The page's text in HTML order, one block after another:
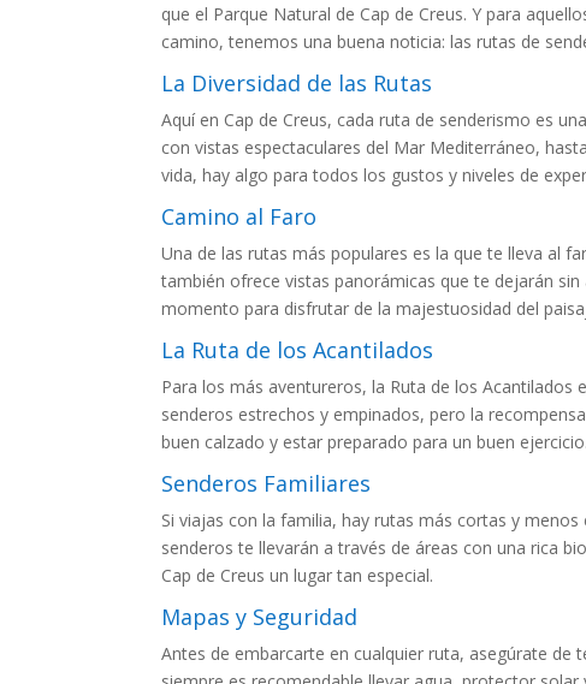
que el Parque Natural de Cap de Creus. Y para
camino, tenemos una buena noticia: las rutas de
La Diversidad de las Rutas
Aquí en Cap de Creus, cada ruta de senderismo es
con vistas espectaculares del Mar Mediterráneo,
vida, hay algo para todos los gustos y niveles de
Camino al Faro
Una de las rutas más populares es la que te lleva al
también ofrece vistas panorámicas que te dejarán
momento para disfrutar de la majestuosidad del
La Ruta de los Acantilados
Para los más aventureros, la Ruta de los Acantilados
senderos estrechos y empinados, pero la
buen calzado y estar preparado para un buen ejercicio.
Senderos Familiares
Si viajas con la familia, hay rutas más cortas y
senderos te llevarán a través de áreas con una rica
Cap de Creus un lugar tan especial.
Mapas y Seguridad
Antes de embarcarte en cualquier ruta, asegúrate de